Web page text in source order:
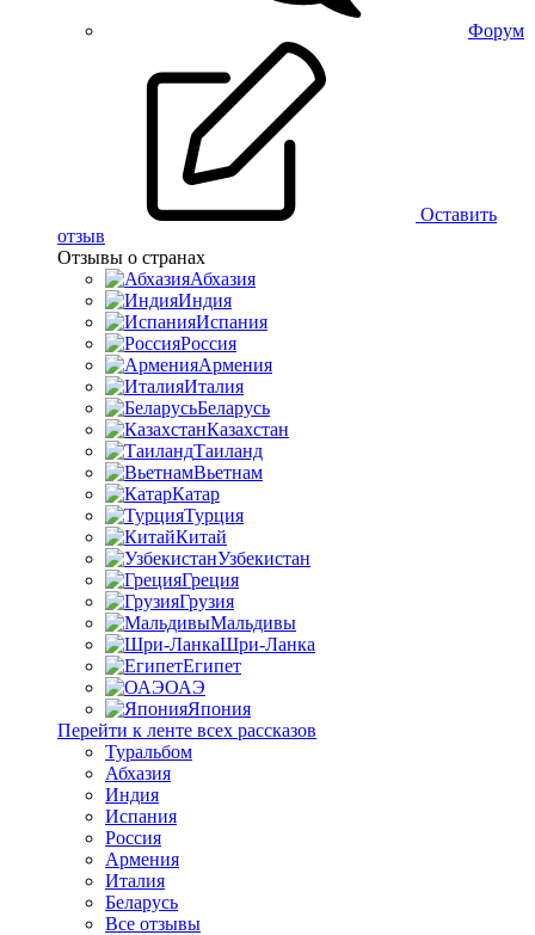
Форум
Оставить
отзыв
Отзывы о странах
Абхазия
Индия
Испания
Россия
Армения
Италия
Беларусь
Казахстан
Таиланд
Вьетнам
Катар
Турция
Китай
Узбекистан
Греция
Грузия
Мальдивы
Шри-Ланка
Египет
ОАЭ
Япония
Перейти к ленте всех рассказов
Туральбом
Абхазия
Индия
Испания
Россия
Армения
Италия
Беларусь
Все отзывы